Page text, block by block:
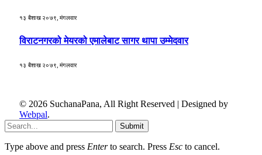
१३ बैशाख २०७९, मंगलवार
विराटनगरको मेयरको एमालेबाट सागर थापा उम्मेदवार
१३ बैशाख २०७९, मंगलवार
© 2026 SuchanaPana, All Right Reserved | Designed by
Webpal.
Submit
Type above and press Enterto search. Press Esc to cancel.